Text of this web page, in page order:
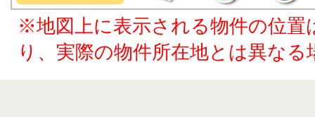
※地図上に表示される物件の位置
り、実際の物件所在地とは異な